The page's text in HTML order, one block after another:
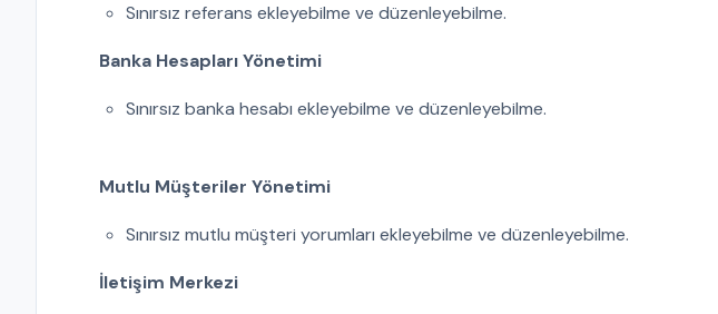
Sınırsız referans ekleyebilme ve düzenleyebilme.
Banka Hesapları Yönetimi
Sınırsız banka hesabı ekleyebilme ve düzenleyebilme.
Mutlu Müşteriler Yönetimi
Sınırsız mutlu müşteri yorumları ekleyebilme ve düzenleyebilme.
İletişim Merkezi